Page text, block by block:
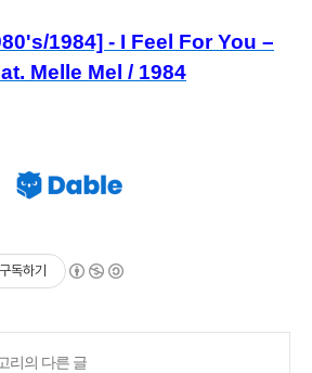
1984] - I Feel For You –
Melle Mel / 1984
구독하기
리의 다른 글